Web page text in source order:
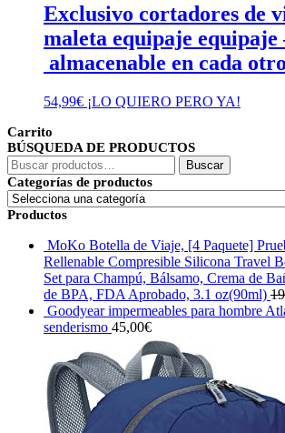
Exclusivo cortadores de
maleta equipaje equipaje
almacenable en cada
54,99€ ¡LO QUIERO PERO YA!
Carrito
BÚSQUEDA DE PRODUCTOS
Buscar
por:
Buscar
Categorías de productos
Productos
MoKo Botella de Viaje, [4 Paquete]
Rellenable Compresible Silicona Travel
Set para Champú, Bálsamo, Crema de
de BPA, FDA Aprobado, 3.1 oz(90ml)
Goodyear impermeables para hombre
senderismo 45,00€